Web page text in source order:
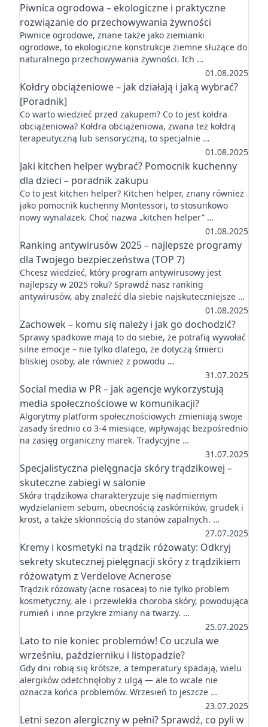
Piwnica ogrodowa – ekologiczne i praktyczne
rozwiązanie do przechowywania żywności
Piwnice ogrodowe, znane także jako ziemianki
ogrodowe, to ekologiczne konstrukcje ziemne służące do
naturalnego przechowywania żywności. Ich …
01.08.2025
Kołdry obciążeniowe – jak działają i jaką wybrać?
[Poradnik]
Co warto wiedzieć przed zakupem? Co to jest kołdra
obciążeniowa? Kołdra obciążeniowa, zwana też kołdrą
terapeutyczną lub sensoryczną, to specjalnie …
01.08.2025
Jaki kitchen helper wybrać? Pomocnik kuchenny
dla dzieci – poradnik zakupu
Co to jest kitchen helper? Kitchen helper, znany również
jako pomocnik kuchenny Montessori, to stosunkowo
nowy wynalazek. Choć nazwa „kitchen helper” …
01.08.2025
Ranking antywirusów 2025 – najlepsze programy
dla Twojego bezpieczeństwa (TOP 7)
Chcesz wiedzieć, który program antywirusowy jest
najlepszy w 2025 roku? Sprawdź nasz ranking
antywirusów, aby znaleźć dla siebie najskuteczniejsze …
01.08.2025
Zachowek – komu się należy i jak go dochodzić?
Sprawy spadkowe mają to do siebie, że potrafią wywołać
silne emocje – nie tylko dlatego, że dotyczą śmierci
bliskiej osoby, ale również z powodu …
31.07.2025
Social media w PR – jak agencje wykorzystują
media społecznościowe w komunikacji?
Algorytmy platform społecznościowych zmieniają swoje
zasady średnio co 3-4 miesiące, wpływając bezpośrednio
na zasięg organiczny marek. Tradycyjne …
31.07.2025
Specjalistyczna pielęgnacja skóry trądzikowej –
skuteczne zabiegi w salonie
Skóra trądzikowa charakteryzuje się nadmiernym
wydzielaniem sebum, obecnością zaskórników, grudek i
krost, a także skłonnością do stanów zapalnych. …
27.07.2025
Kremy i kosmetyki na trądzik różowaty: Odkryj
sekrety skutecznej pielęgnacji skóry z trądzikiem
różowatym z Verdelove Acnerose
Trądzik różowaty (acne rosacea) to nie tylko problem
kosmetyczny, ale i przewlekła choroba skóry, powodująca
rumień i inne przykre zmiany na twarzy. …
25.07.2025
Lato to nie koniec problemów! Co uczula we
wrześniu, październiku i listopadzie?
Gdy dni robią się krótsze, a temperatury spadają, wielu
alergików odetchnęłoby z ulgą — ale to wcale nie
oznacza końca problemów. Wrzesień to jeszcze …
23.07.2025
Letni sezon alergiczny w pełni? Sprawdź, co pyli w